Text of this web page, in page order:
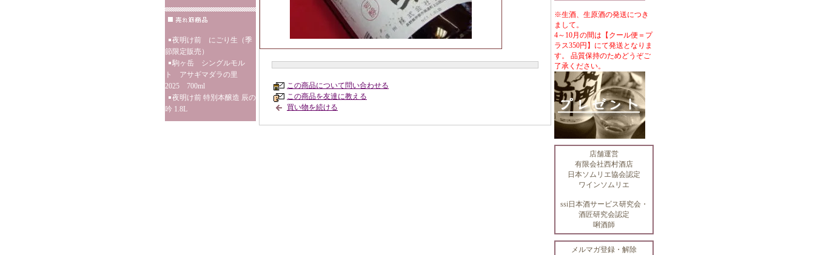
夜明け前 にごり生（季
節限定販売）
駒ヶ岳 シングルモル
ト アサギマダラの里
2025 700ml
夜明け前 特別本醸造 辰の
吟 1.8L
この商品について問い合わせる
この商品を友達に教える
買い物を続ける
※生酒、生原酒の発送につき
まして。
4～10月の間は【クール便＝プ
ラス350円】にて発送となりま
す。 品質保持のためどうぞご
了承ください。
店舗運営
有限会社西村酒店
日本ソムリエ協会認定
ワインソムリエ
ssi日本酒サービス研究会・
酒匠研究会認定
唎酒師
メルマガ登録・解除